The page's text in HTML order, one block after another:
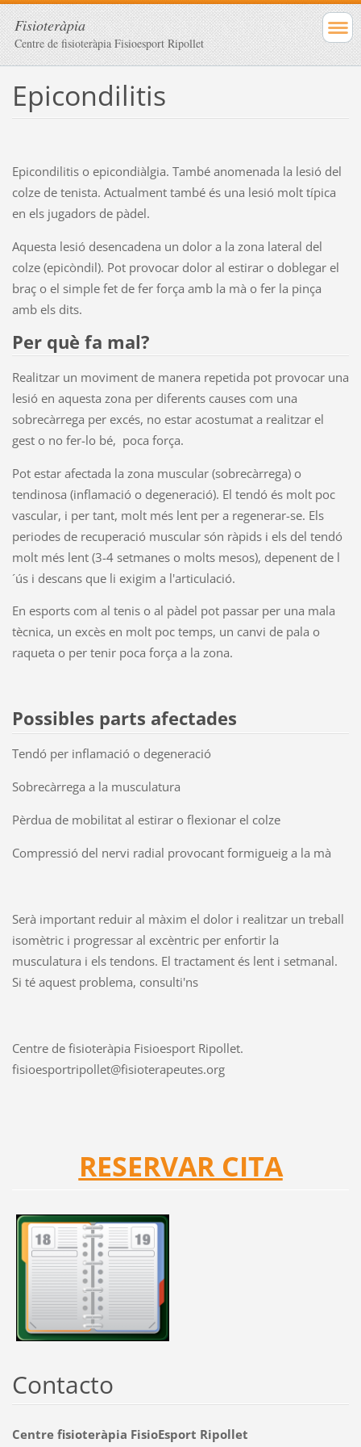
Fisioteràpia
Centre de fisioteràpia Fisioesport Ripollet
Epicondilitis
Epicondilitis o epicondiàlgia. També anomenada la lesió del
colze de tenista. Actualment també és una lesió molt típica
en els jugadors de pàdel.
Aquesta lesió desencadena un dolor a la zona lateral del
colze (epicòndil). Pot provocar dolor al estirar o doblegar el
braç o el simple fet de fer força amb la mà o fer la pinça
amb els dits.
Per què fa mal?
Realitzar un moviment de manera repetida pot provocar una
lesió en aquesta zona per diferents causes com una
sobrecàrrega per excés, no estar acostumat a realitzar el
gest o no fer-lo bé, poca força.
Pot estar afectada la zona muscular (sobrecàrrega) o
tendinosa (inflamació o degeneració). El tendó és molt poc
vascular, i per tant, molt més lent per a regenerar-se. Els
periodes de recuperació muscular són ràpids i els del tendó
molt més lent (3-4 setmanes o molts mesos), depenent de l
´ús i descans que li exigim a l'articulació.
En esports com al tenis o al pàdel pot passar per una mala
tècnica, un excès en molt poc temps, un canvi de pala o
raqueta o per tenir poca força a la zona.
Possibles parts afectades
Tendó per inflamació o degeneració
Sobrecàrrega a la musculatura
Pèrdua de mobilitat al estirar o flexionar el colze
Compressió del nervi radial provocant formigueig a la mà
Serà important reduir al màxim el dolor i realitzar un treball
isomètric i progressar al excèntric per enfortir la
musculatura i els tendons. El tractament és lent i setmanal.
Si té aquest problema, consulti'ns
Centre de fisioteràpia Fisioesport Ripollet.
fisioesportripollet@fisioterapeutes.org
RESERVAR CITA
Contacto
Centre fisioteràpia FisioEsport Ripollet